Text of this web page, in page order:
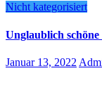
Nicht kategorisiert
Unglaublich
Januar 13, 2022